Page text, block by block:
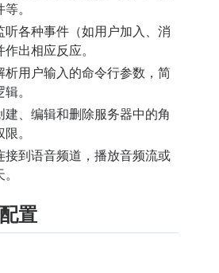
。
听各种事件（如用户加入、消
出相应反应。
析用户输入的命令行参数，简
。
建、编辑和删除服务器中的角
。
接到语音频道，播放音频流或
置